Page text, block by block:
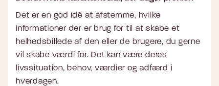
Det er en god idé at afstemme, hvilke
informationer der er brug for til at skabe et
helhedsbillede af den eller de brugere, du gerne
vil skabe værdi for. Det kan være deres
livssituation, behov, værdier og adfærd i
hverdagen.